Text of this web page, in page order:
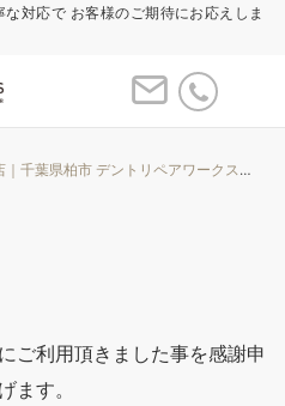
対応で お客様のご期待にお応えしま
千葉県柏市 デントリペアワークス
ご利用頂きました事を感謝申
ます。